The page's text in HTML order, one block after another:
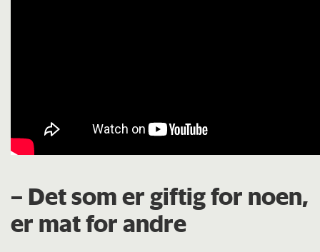
– Det som er giftig for noen,
er mat for andre